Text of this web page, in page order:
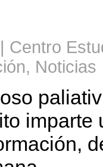
| Centro
, Noticias
imparte